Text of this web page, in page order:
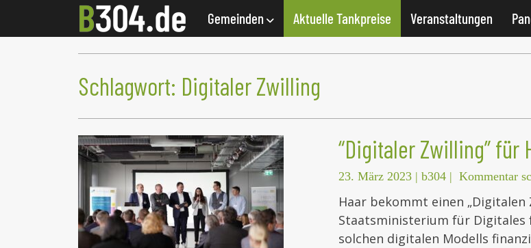
Gemeinden Aktuelle Tankpreise Veranstaltungen
Schlagwort: Digitaler Zwilling
“Digitaler Zwilling” für
23. März 2023 | b304 | Kommentar
Haar bekommt einen „Digitalen
Staatsministerium für Digitales
solchen digitalen Modells